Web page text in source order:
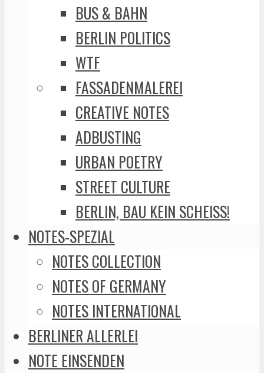
BUS & BAHN
BERLIN POLITICS
WTF
FASSADENMALEREI
CREATIVE NOTES
ADBUSTING
URBAN POETRY
STREET CULTURE
BERLIN, BAU KEIN SCHEISS!
NOTES-SPEZIAL
NOTES COLLECTION
NOTES OF GERMANY
NOTES INTERNATIONAL
BERLINER ALLERLEI
NOTE EINSENDEN